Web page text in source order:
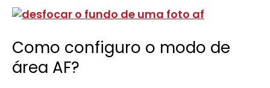
Como configuro o modo de
área AF?